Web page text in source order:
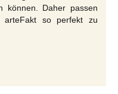
können. Daher passen
arteFakt so perfekt zu